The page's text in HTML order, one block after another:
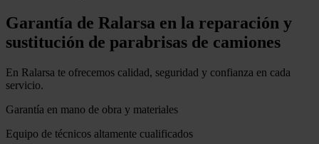
Garantía de Ralarsa en la reparación y
sustitución de parabrisas de camiones
En Ralarsa te ofrecemos calidad, seguridad y confianza en cada
servicio.
Garantía en mano de obra y materiales
Equipo de técnicos altamente cualificados